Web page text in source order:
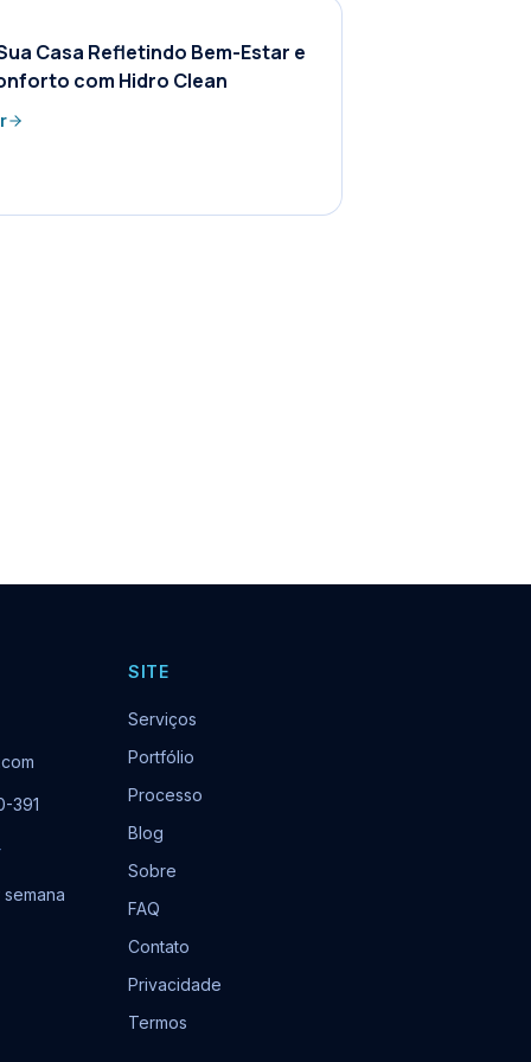
Casa Refletindo Bem-Estar e
com Hidro Clean
391
SITE
Serviços
Portfólio
Processo
Blog
Sobre
FAQ
Contato
Privacidade
Termos